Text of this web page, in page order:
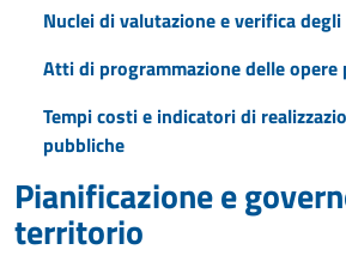
Nuclei di valutazione e verifica
Atti di programmazione delle opere
Tempi costi e indicatori di
pubbliche
Pianificazione e
territorio